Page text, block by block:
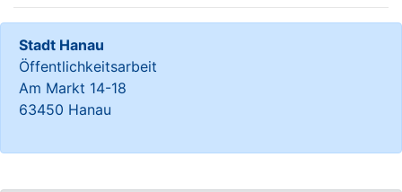
Stadt Hanau
Öffentlichkeitsarbeit
Am Markt 14-18
63450 Hanau